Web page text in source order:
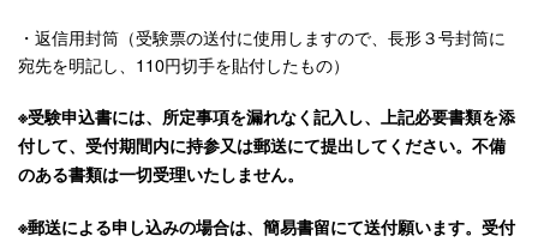
・返信用封筒（受験票の送付に使用しますので、長形３号封筒に
宛先を明記し、110円切手を貼付したもの）
※受験申込書には、所定事項を漏れなく記入し、上記必要書類を添
付して、受付期間内に持参又は郵送にて提出してください。不備
のある書類は一切受理いたしません。
※郵送による申し込みの場合は、簡易書留にて送付願います。受付